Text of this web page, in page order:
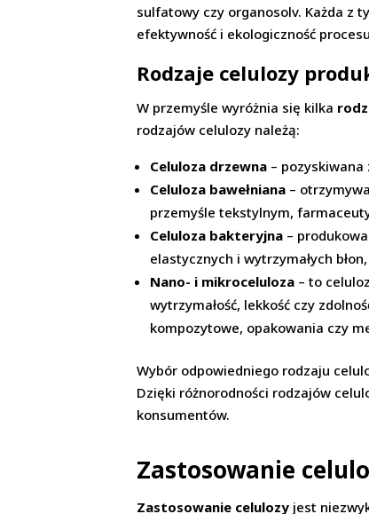
sulfatowy czy organosolv. Każda z
efektywność i ekologiczność
Rodzaje celulozy
W przemyśle wyróżnia się kilka
rodzajów celulozy należą:
Celuloza drzewna –
Celuloza bawełniana –
przemyśle tekstylnym,
Celuloza bakteryjna –
elastycznych i wytrzymałych
Nano- i mikroceluloza – to
wytrzymałość, lekkość czy
kompozytowe, opakowania czy
Wybór odpowiedniego rodzaju
Dzięki różnorodności rodzajów
konsumentów.
Zastosowanie
Zastosowanie celulozy jest